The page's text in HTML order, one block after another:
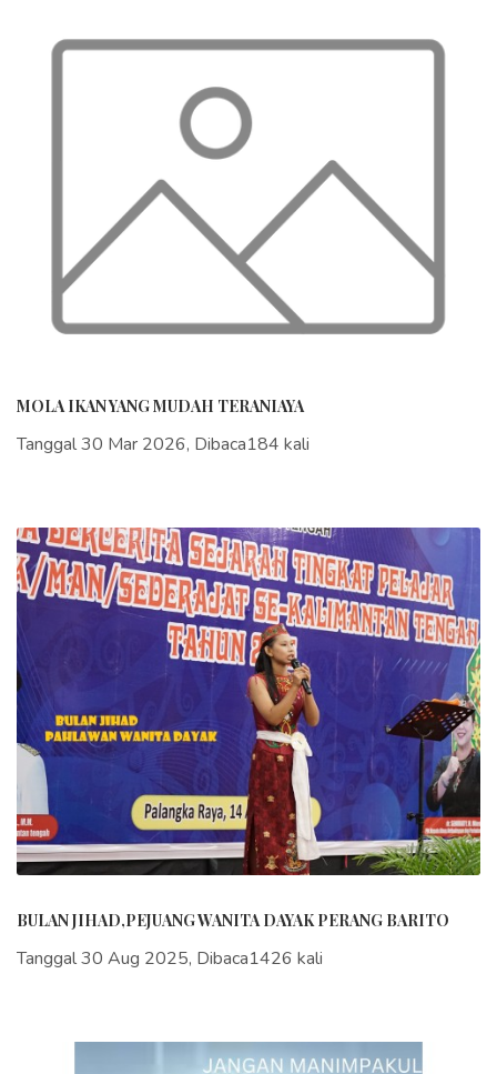
MOLA IKAN YANG MUDAH TERANIAYA
Tanggal 30 Mar 2026, Dibaca184 kali
BULAN JIHAD,PEJUANG WANITA DAYAK PERANG BARITO
Tanggal 30 Aug 2025, Dibaca1426 kali